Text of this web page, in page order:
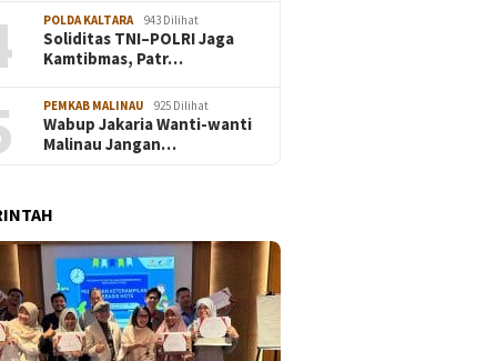
POLDA KALTARA 943 Dilihat
Soliditas TNI–POLRI Jaga
Kamtibmas, Patr…
PEMKAB MALINAU 925 Dilihat
Wabup Jakaria Wanti-wanti
Malinau Jangan…